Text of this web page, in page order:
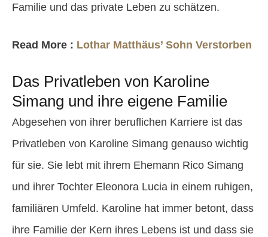
Familie und das private Leben zu schätzen.
Read More : Lothar Matthäus’ Sohn Verstorben
Das Privatleben von Karoline
Simang und ihre eigene Familie
Abgesehen von ihrer beruflichen Karriere ist das
Privatleben von Karoline Simang genauso wichtig
für sie. Sie lebt mit ihrem Ehemann Rico Simang
und ihrer Tochter Eleonora Lucia in einem ruhigen,
familiären Umfeld. Karoline hat immer betont, dass
ihre Familie der Kern ihres Lebens ist und dass sie